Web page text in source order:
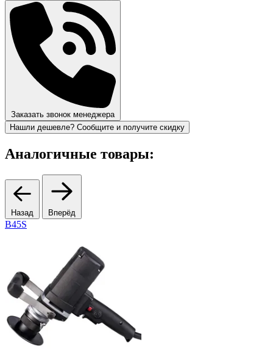
Заказать звонок менеджера
Нашли дешевле? Сообщите и получите скидку
Аналогичные товары:
Назад Вперёд
B45S